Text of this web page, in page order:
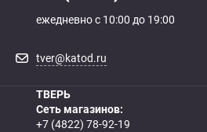
ежедневно с 10:00 до 19:00
tver@katod.ru
ТВЕРЬ
Сеть магазинов:
+7 (4822) 78-92-19